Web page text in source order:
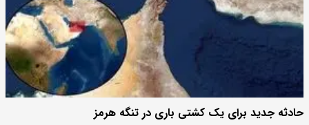
حادثه جدید برای یک کشتی باری در تنگه هرمز